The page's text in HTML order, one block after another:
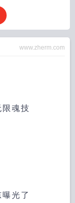
拿出来
www.zherm.com
魂技
光了